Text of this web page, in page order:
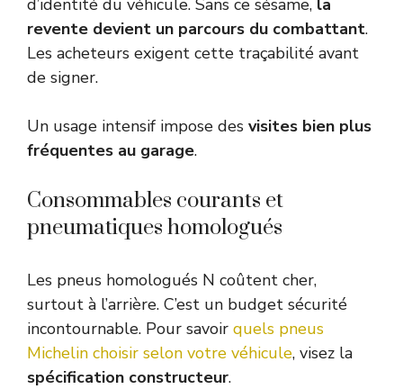
d’identité du véhicule. Sans ce sésame, la
revente devient un parcours du combattant.
Les acheteurs exigent cette traçabilité avant
de signer.
Un usage intensif impose des visites bien plus
fréquentes au garage.
Consommables courants et
pneumatiques homologués
Les pneus homologués N coûtent cher,
surtout à l’arrière. C’est un budget sécurité
incontournable. Pour savoir quels pneus
Michelin choisir selon votre véhicule, visez la
spécification constructeur.